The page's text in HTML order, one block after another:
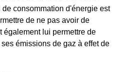
consommation d'énergie est
de ne pas avoir de
également lui permettre de
émissions de gaz à effet de